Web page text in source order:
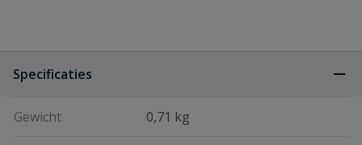
Specificaties
Gewicht 0,71 kg